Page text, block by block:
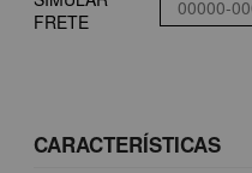
FRETE
CARACTERÍSTICAS